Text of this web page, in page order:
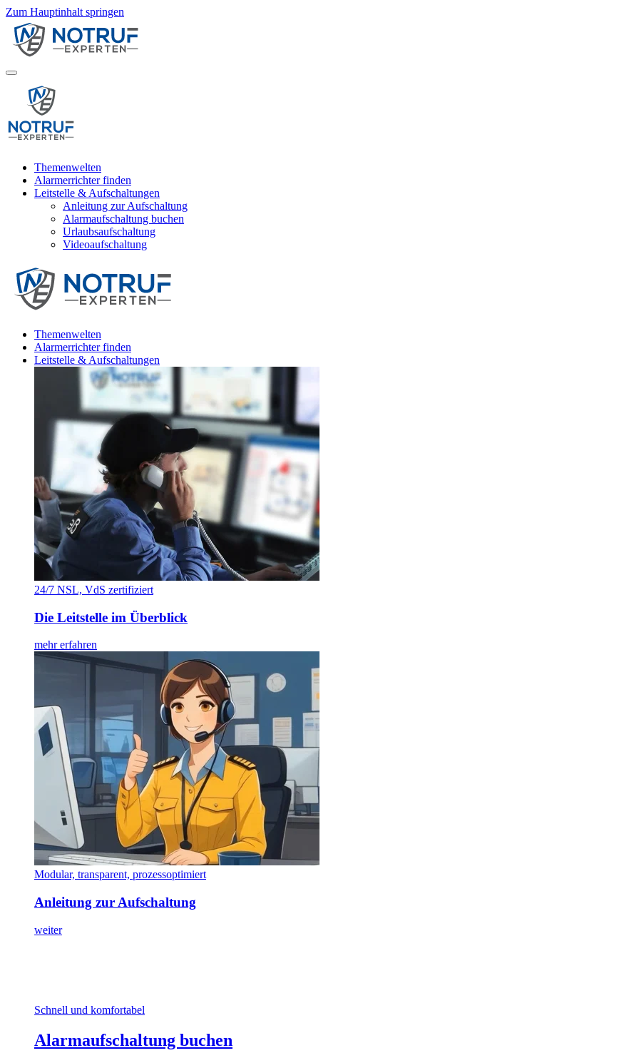
Zum Hauptinhalt springen
Themenwelten
Alarmerrichter finden
Leitstelle & Aufschaltungen
Anleitung zur Aufschaltung
Alarmaufschaltung buchen
Urlaubsaufschaltung
Videoaufschaltung
Themenwelten
Alarmerrichter finden
Leitstelle & Aufschaltungen
24/7 NSL, VdS zertifiziert
Die Leitstelle im Überblick
mehr erfahren
Modular, transparent, prozessoptimiert
Anleitung zur Aufschaltung
weiter
Schnell und komfortabel
Alarmaufschaltung buchen